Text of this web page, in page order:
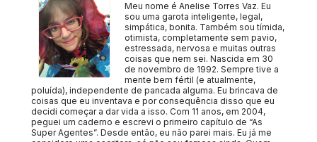
Meu nome é Anelise Torres Vaz. Eu
sou uma garota inteligente, legal,
simpática, bonita. Também sou tímida,
otimista, completamente sem pavio,
estressada, nervosa e muitas outras
coisas que nem sei. Nascida em 30
de novembro de 1992. Sempre tive a
mente bem fértil (e atualmente,
poluída), independente de pancada alguma. Eu brincava de
coisas que eu inventava e por consequência disso que eu
decidi começar a dar vida a isso. Com 11 anos, em 2004,
peguei um caderno e escrevi o primeiro capítulo de “As
Super Agentes”. Desde então, eu não parei mais. Eu já me